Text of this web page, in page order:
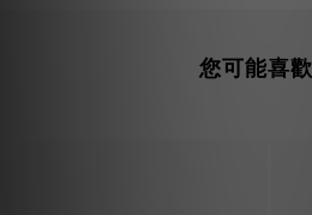
您可能喜